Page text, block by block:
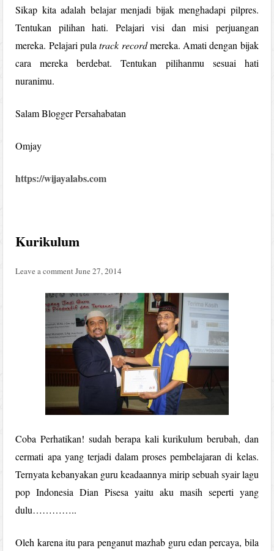
Sikap kita adalah belajar menjadi bijak menghadapi pilpres.
Tentukan pilihan hati. Pelajari visi dan misi perjuangan
mereka. Pelajari pulatrack recordmereka. Amati dengan bijak
cara mereka berdebat. Tentukan pilihanmu sesuai hati
nuranimu.
Salam Blogger Persahabatan
Omjay
https://wijayalabs.com
Kurikulum
Leave a commentJune 27, 2014
Coba Perhatikan! sudah berapa kali kurikulum berubah, dan
cermati apa yang terjadi dalam proses pembelajaran di kelas.
Ternyata kebanyakan guru keadaannya mirip sebuah syair lagu
pop Indonesia Dian Pisesa yaitu aku masih seperti yang
dulu…………..
Oleh karena itu para penganut mazhab guru edan percaya, bila